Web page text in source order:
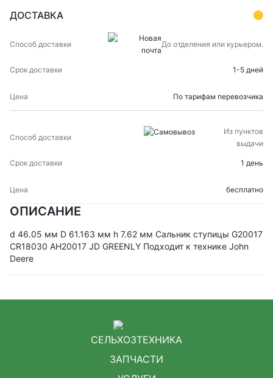
ОПИСАНИЕ
d 46.05 мм D 61.163 мм h 7.62 мм Сальник ступицы G20017
CR18030 AH20017 JD GREENLY Подходит к технике John
Deere
ДОСТАВКА
ДОСТАВКИДОСТАВКИ
ЦЕНА До отделения или курьером.
1-5 дней
По тарифам перевозчика
Из пунктов
выдачи
1 день
бесплатно
СЕЛЬХОЗТЕХНИКА
ЗАПЧАСТИ